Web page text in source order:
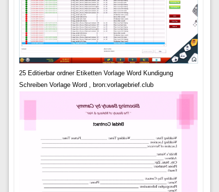
25 Editierbar ordner Etiketten Vorlage Word Kundigung
Schreiben Vorlage Word , bron:vorlagebrief.club